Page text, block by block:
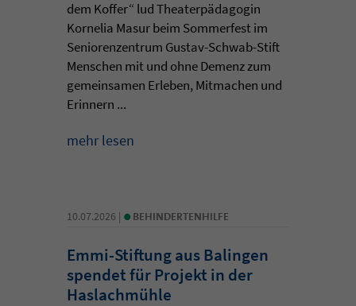
dem Koffer“ lud Theaterpädagogin
Kornelia Masur beim Sommerfest im
Seniorenzentrum Gustav-Schwab-Stift
Menschen mit und ohne Demenz zum
gemeinsamen Erleben, Mitmachen und
Erinnern ...
mehr lesen
10.07.2026 | • BEHINDERTENHILFE
Emmi-Stiftung aus Balingen
spendet für Projekt in der
Haslachmühle